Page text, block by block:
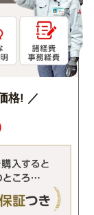
格! ／